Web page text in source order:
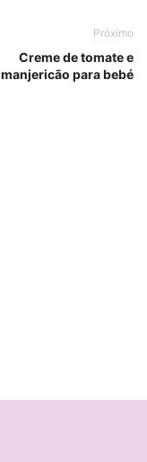
Próximo
Creme de tomate e
manjericão para bebé